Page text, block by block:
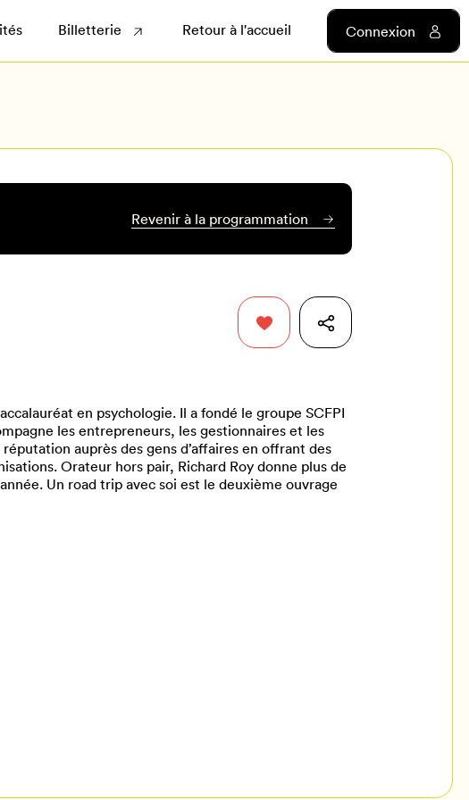
Billetterie Retour à l'accueil Connexion
Revenir à la programmation
en psychologie. Il a fondé le groupe SCFPI
les entrepreneurs, les gestionnaires et les
auprès des gens d’affaires en offrant des
Orateur hors pair, Richard Roy donne plus de
Un road trip avec soi est le deuxième ouvrage
profil